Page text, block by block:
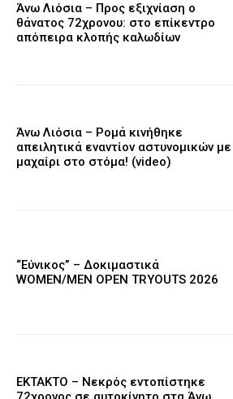
Άνω Λιόσια – Προς εξιχνίαση ο
θάνατος 72χρονου: στο επίκεντρο
απόπειρα κλοπής καλωδίων
Άνω Λιόσια – Ρομά κινήθηκε
απειλητικά εναντίον αστυνομικών με
μαχαίρι στο στόμα! (video)
“Εύνικος” – Δοκιμαστικά
WOMEN/MEN OPEN TRYOUTS 2026
EKTAKTO – Νεκρός εντοπίστηκε